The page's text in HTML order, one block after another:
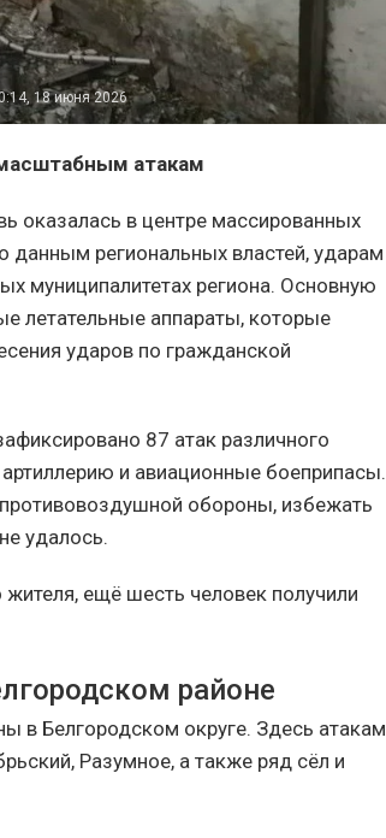
18 июня 2026
атакам
оказалась в центре массированных
региональных властей, ударам
муниципалитетах региона. Основную
летательные аппараты, которые
ударов по гражданской
87 атак различного
и авиационные боеприпасы.
обороны, избежать
удалось.
ещё шесть человек получили
районе
в Белгородском округе. Здесь атакам
Разумное, а также ряд сёл и